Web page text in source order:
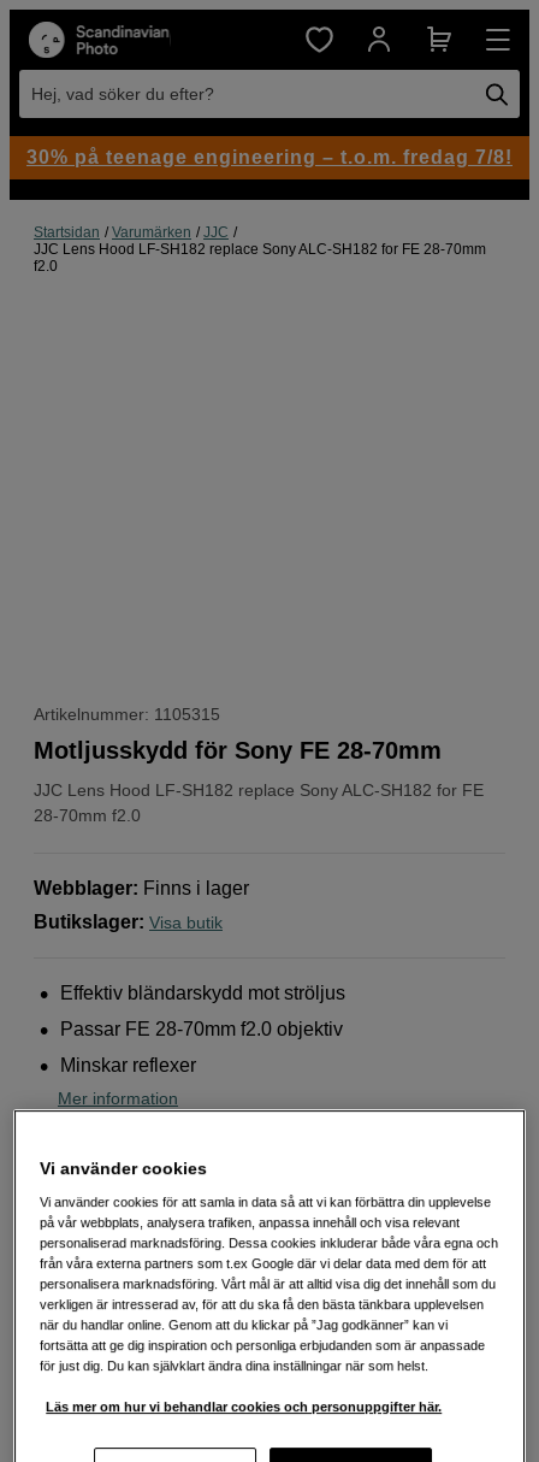
Hej, vad söker du efter?
Startsidan Varumärken
JJC
JJC Lens Hood LF-SH182 replace Sony ALC-SH182 for FE 28-70mm
f2.0
Artikelnummer: 1105315
JJC Lens Hood LF-SH182 replace Sony ALC-SH182 for FE
28-70mm f2.0
Motljusskydd för Sony FE 28-70mm
Webblager: Finns i lager
Butikslager: Visa butik
Effektiv bländarskydd mot ströljus
Passar FE 28-70mm f2.0 objektiv
Minskar reflexer
Mer information
239 SEK
Handla tryggt med delbetalning eller faktura Info
Antal
Lägg i kundvagn
30% på teenage engineering – t.o.m. fredag 7/8!
Vi använder cookies
Vi använder cookies för att samla in data så att vi kan förbättra din upplevelse
på vår webbplats, analysera trafiken, anpassa innehåll och visa relevant
personaliserad marknadsföring. Dessa cookies inkluderar både våra egna och
från våra externa partners som t.ex Google där vi delar data med dem för att
personalisera marknadsföring. Vårt mål är att alltid visa dig det innehåll som du
verkligen är intresserad av, för att du ska få den bästa tänkbara upplevelsen
när du handlar online. Genom att du klickar på ”Jag godkänner” kan vi
fortsätta att ge dig inspiration och personliga erbjudanden som är anpassade
för just dig. Du kan självklart ändra dina inställningar när som helst.
Läs mer om hur vi behandlar cookies och personuppgifter här.